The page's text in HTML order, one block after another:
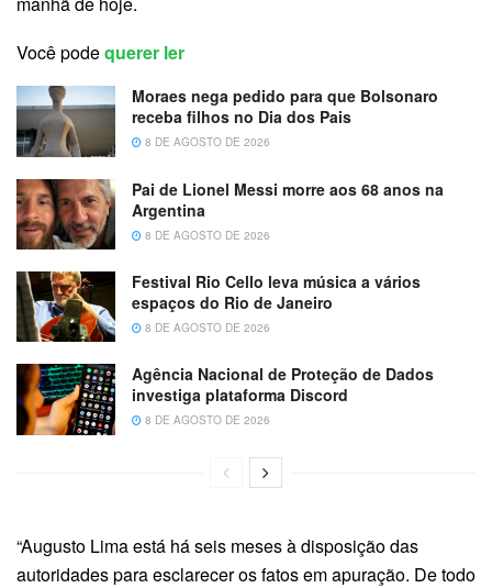
Você podequerer ler
Moraes nega pedido para que Bolsonaro
receba filhos no Dia dos Pais
8 DE AGOSTO DE 2026
Pai de Lionel Messi morre aos 68 anos na
Argentina
8 DE AGOSTO DE 2026
Festival Rio Cello leva música a vários
espaços do Rio de Janeiro
8 DE AGOSTO DE 2026
Agência Nacional de Proteção de Dados
investiga plataforma Discord
8 DE AGOSTO DE 2026
“Augusto Lima está há seis meses à disposição das
autoridades para esclarecer os fatos em apuração. De todo